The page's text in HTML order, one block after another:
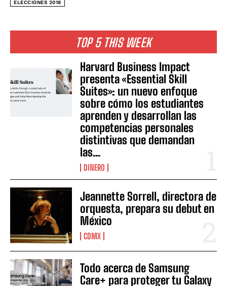
TOP 5 THIS WEEK
Harvard Business Impact
presenta «Essential Skill
Suites»: un nuevo enfoque
sobre cómo los estudiantes
aprenden y desarrollan las
competencias personales
distintivas que demandan
las...
DINERO
Jeannette Sorrell, directora de
orquesta, prepara su debut en
México
CDMX
Todo acerca de Samsung
Care+ para proteger tu Galaxy
ELECCIONES 2018